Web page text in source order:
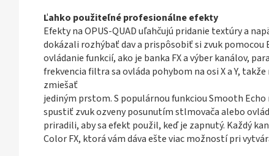
Ľahko použiteľné profesionálne efekty
Efekty na OPUS-QUAD uľahčujú pridanie textúry a
dokázali rozhýbať dav a prispôsobiť si zvuk pomocou
ovládanie funkcií, ako je banka FX a výber kanálov,
frekvencia filtra sa ovláda pohybom na osi X a Y,
zmiešať
jediným prstom. S populárnou funkciou Smooth
spustiť zvuk ozveny posunutím stlmovača alebo
priradili, aby sa efekt použil, keď je zapnutý. Každý
Color FX, ktorá vám dáva ešte viac možností pri